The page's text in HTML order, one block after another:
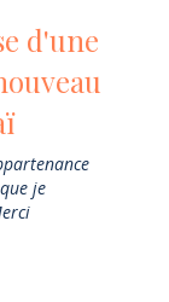
d'une
je